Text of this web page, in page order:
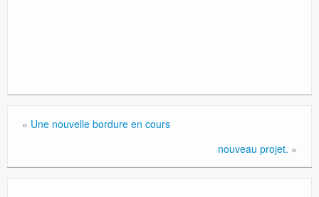
« Une nouvelle bordure en cours
nouveau projet. »